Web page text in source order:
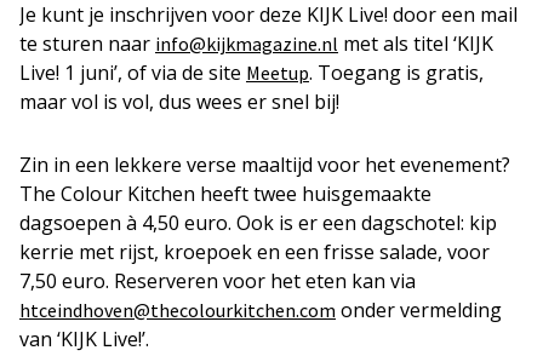
Je kunt je inschrijven voor deze KIJK Live! door een mail
te sturen naar info@kijkmagazine.nl met als titel ‘KIJK
Live! 1 juni’, of via de site Meetup. Toegang is gratis,
maar vol is vol, dus wees er snel bij!
Zin in een lekkere verse maaltijd voor het evenement?
The Colour Kitchen heeft twee huisgemaakte
dagsoepen à 4,50 euro. Ook is er een dagschotel: kip
kerrie met rijst, kroepoek en een frisse salade, voor
7,50 euro. Reserveren voor het eten kan via
htceindhoven@thecolourkitchen.com onder vermelding
van ‘KIJK Live!’.